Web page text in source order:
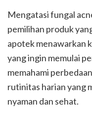
Mengatasi fungal
pemilihan produk
apotek menawarkan
yang ingin memulai
memahami
rutinitas harian yang
nyaman dan sehat.